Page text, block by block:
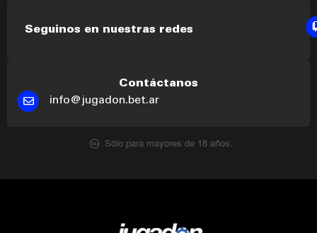
Seguinos en nuestras redes
Contáctanos
info@jugadon.bet.ar
Sólo para mayores de 18 años.